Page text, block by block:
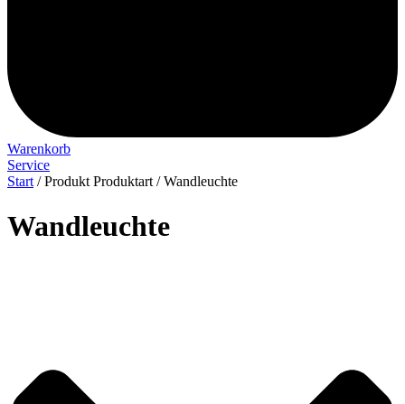
Warenkorb
Service
Start/ Produkt Produktart / Wandleuchte
Wandleuchte